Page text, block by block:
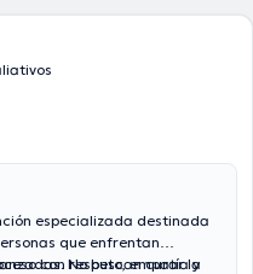
especializada destinada
que enfrentan
No buscan curar la
con respeto, empatía y